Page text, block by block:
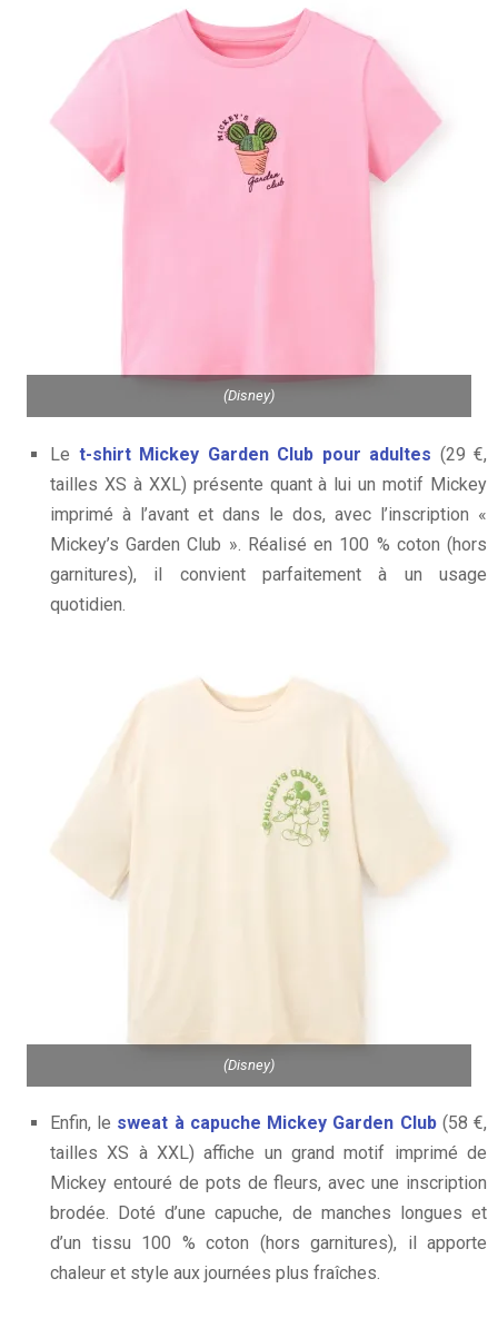
(Disney)
Le t-shirt Mickey Garden Club pour adultes (29 €,
tailles XS à XXL) présente quant à lui un motif Mickey
imprimé à l’avant et dans le dos, avec l’inscription «
Mickey’s Garden Club ». Réalisé en 100 % coton (hors
garnitures), il convient parfaitement à un usage
quotidien.
(Disney)
Enfin, le sweat à capuche Mickey Garden Club (58 €,
tailles XS à XXL) affiche un grand motif imprimé de
Mickey entouré de pots de fleurs, avec une inscription
brodée. Doté d’une capuche, de manches longues et
d’un tissu 100 % coton (hors garnitures), il apporte
chaleur et style aux journées plus fraîches.